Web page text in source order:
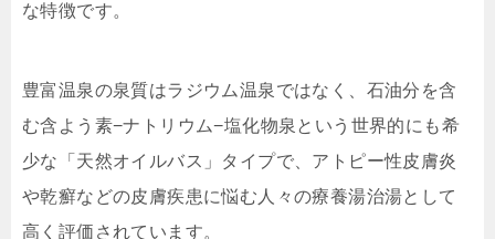
な特徴です。
豊富温泉の泉質はラジウム温泉ではなく、石油分を含
む含よう素−ナトリウム−塩化物泉という世界的にも希
少な「天然オイルバス」タイプで、アトピー性皮膚炎
や乾癬などの皮膚疾患に悩む人々の療養湯治湯として
高く評価されています。